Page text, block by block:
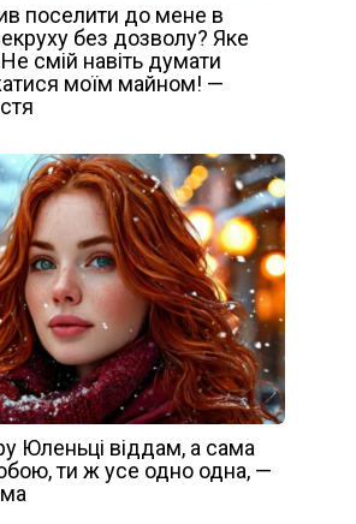
поселити до мене в
без дозволу? Яке
смій навіть думати
моїм майном! —
Юленьці віддам, а сама
ти ж усе одно одна, —